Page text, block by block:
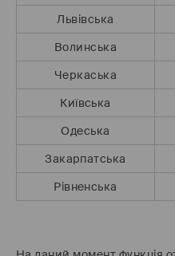
Львівська
Волинська
Черкаська
Київська
Одеська
Закарпатська
Рівненська